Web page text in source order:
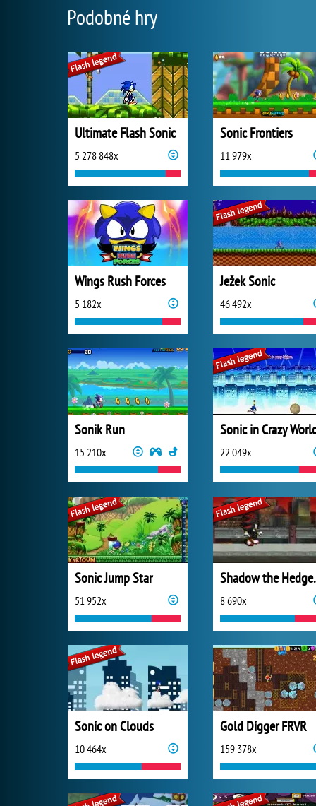
Podobné hry
Ultimate Flash Sonic
5 278 848x
Sonic Frontiers
11 979x
Wings Rush Forces
5 182x
Ježek Sonic
46 492x
Sonik Run
15 210x
Sonic in Crazy
22 049x
Sonic Jump Star
51 952x 8 690x
Sonic on Clouds
10 464x
Gold Digger FRVR
159 378x